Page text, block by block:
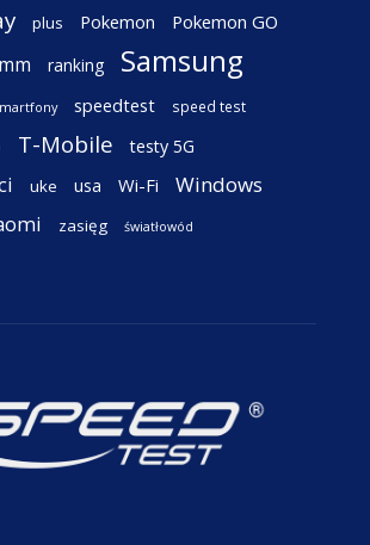
plus Pokemon Pokemon GO
ranking Samsung
speedtest speed test
T-Mobile testy 5G
uke usa Wi-Fi Windows
zasięg światłowód